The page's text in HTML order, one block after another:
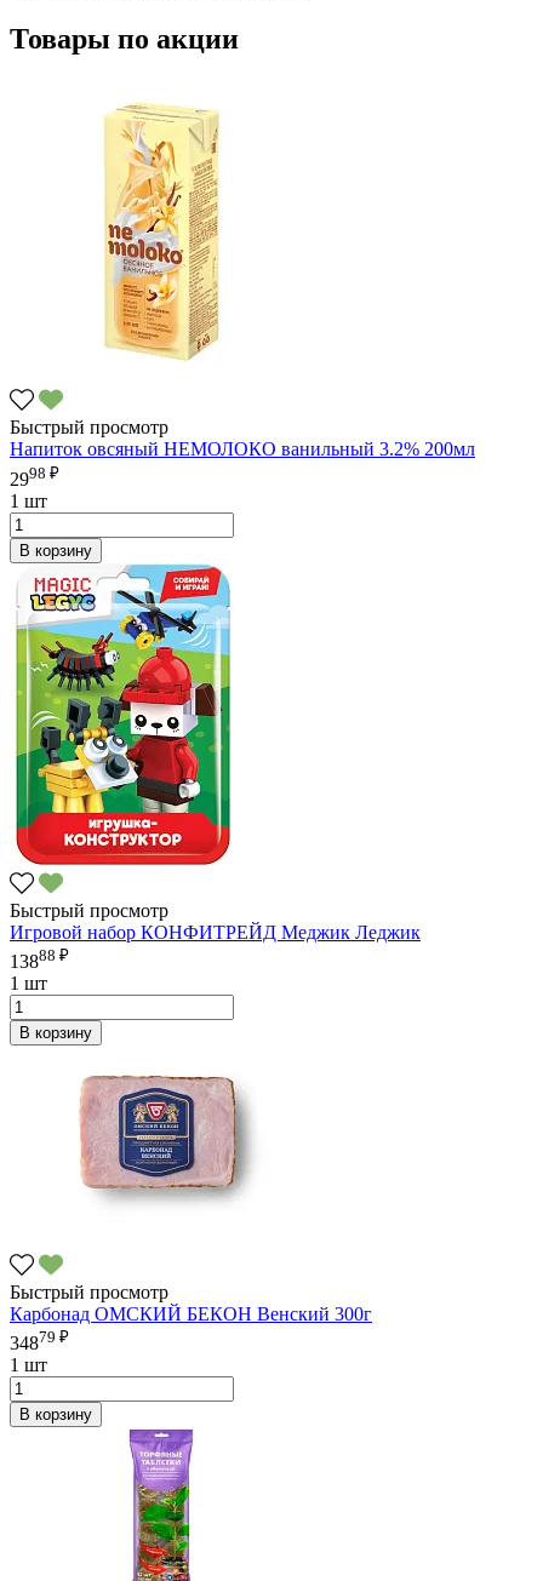
Товары по акции
Быстрый просмотр
Напиток овсяный НЕМОЛОКО ванильный 3.2% 200мл
2998 ₽
1 шт
В корзину
Быстрый просмотр
Игровой набор КОНФИТРЕЙД Меджик Леджик
13888 ₽
1 шт
В корзину
Быстрый просмотр
Карбонад ОМСКИЙ БЕКОН Венский 300г
34879 ₽
1 шт
В корзину